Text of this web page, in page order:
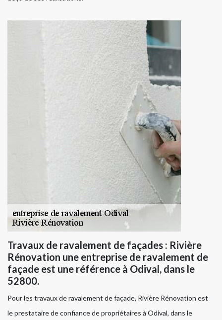
Travaux de ravalement de façades : Rivière
Rénovation une entreprise de ravalement de
façade est une référence à Odival, dans le
52800.
Pour les travaux de ravalement de façade, Rivière Rénovation est
le prestataire de confiance de propriétaires à Odival, dans le